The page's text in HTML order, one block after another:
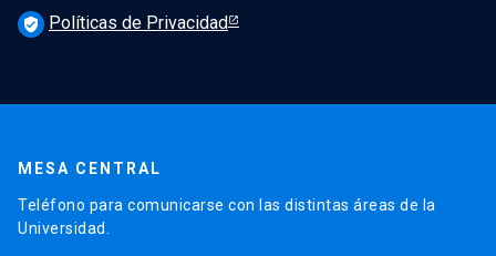
verified_user Políticas de Privacidad
MESA CENTRAL
Teléfono para comunicarse con las distintas áreas de la
Universidad.